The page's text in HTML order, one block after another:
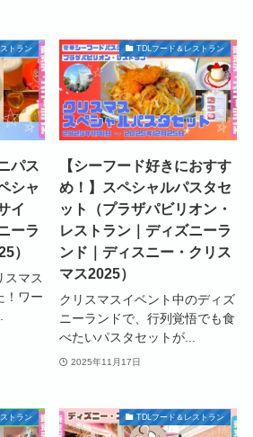
トラン
パス
シャ
イ
ーラ
）
スマス
！ワー
TDLフード＆レストラン
【シーフード好きにおすす
め！】スペシャルパスタセ
ット（プラザパビリオン・
レストラン｜ディズニーラ
ンド｜ディスニー・クリス
マス2025）
クリスマスイベント中のディズ
ニーランドで、行列覚悟でも食
べたいパスタセットが...
2025年11月17日
トラン TDLフード＆レストラン